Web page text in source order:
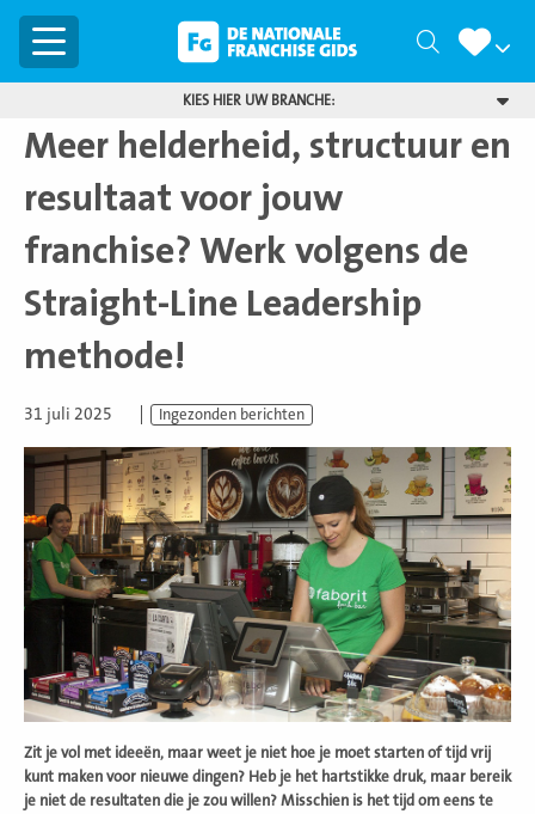
Menu Zoeken
KIES HIER UW BRANCHE:
Meer helderheid, structuur en
resultaat voor jouw
franchise? Werk volgens de
Straight-Line Leadership
methode!
31 juli 2025 Ingezonden berichten
Zit je vol met ideeën, maar weet je niet hoe je moet starten of tijd vrij
kunt maken voor nieuwe dingen? Heb je het hartstikke druk, maar bereik
je niet de resultaten die je zou willen? Misschien is het tijd om eens te